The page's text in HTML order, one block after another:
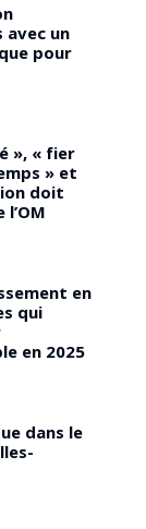
un
pour
», « fier
» et
doit
en
qui
en 2025
dans le